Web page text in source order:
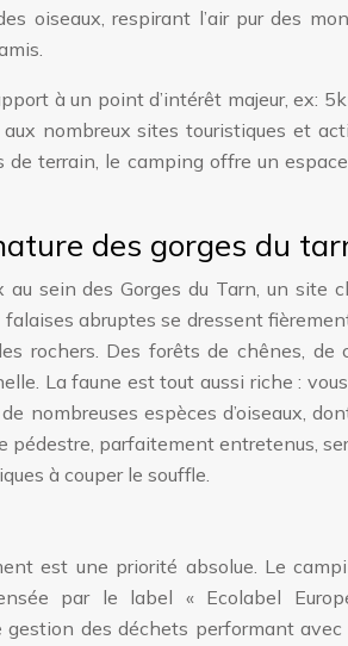
oiseaux, respirant l’air pur des
à un point d’intérêt majeur, ex:
nombreux sites touristiques et
de terrain, le camping offre un
des gorges du
sein des Gorges du Tarn, un site
abruptes se dressent
rochers. Des forêts de chênes, de
La faune est tout aussi riche :
nombreuses espèces d’oiseaux,
pédestre, parfaitement entretenus,
à couper le souffle.
est une priorité absolue. Le
par le label « Ecolabel
des déchets performant